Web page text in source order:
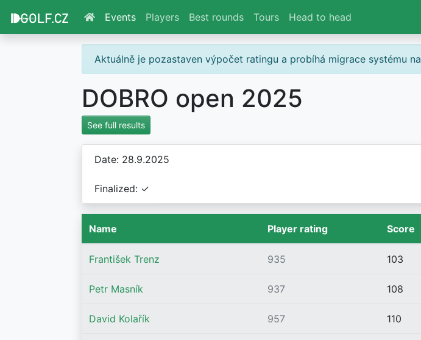
Events Players Best rounds Tours Head to head
Aktuálně je pozastaven výpočet ratingu a probíhá migrace systému na
DOBRO open 2025
See full results
Date: 28.9.2025
Finalized: ✓
Name Player rating Score
František Trenz 935 103
Petr Masník 937 108
David Kolařík 957 110